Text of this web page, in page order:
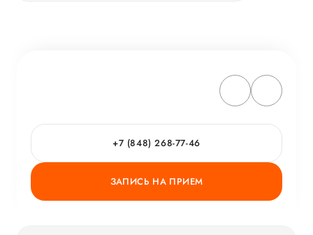
+7 (848) 268-77-46
ЗАПИСЬ НА ПРИЕМ